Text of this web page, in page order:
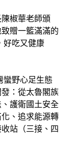
椒華老師頒
贈一籃滿滿的
好吃又健康
蠻野心足生態
：從太魯閣族
護衛國土安全
、追求能源轉
站（三接、四